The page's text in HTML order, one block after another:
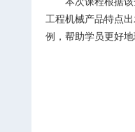
工程机械产品特点
例，帮助学员更好